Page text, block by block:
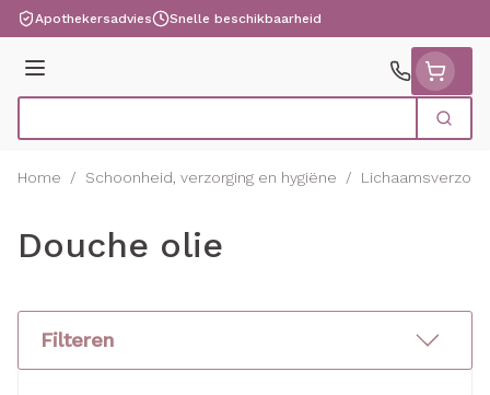
Ga naar de inhoud
Apothekersadvies Snelle beschikbaarheid
Menu
Zoek
Home / Schoonheid, verzorging en hygiëne /
Douche olie
Filteren